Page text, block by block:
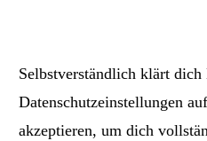
Selbstverständlich klärt
Datenschutzeinstellungen
akzeptieren, um dich